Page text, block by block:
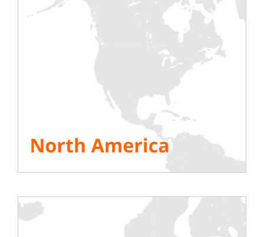
européenne le 30 avril 2023 au Hilton
Warsaw City, Varsovie.
DCN Warsaw est l’
événement
technologique le plus important de
. Il rassemble les
leaders locaux et internationaux de
l’infrastructure des TIC, les investisseurs,
les acteurs des centres de données, les
fournisseurs de services, les entreprises,
les hyperscalers en un seul endroit.
Cet événement d’une journée offre des
possibilités de réseautage.Entrez en
rencontrez des experts avec lesquels vous
pourrez vous engager, que vous soyez à la